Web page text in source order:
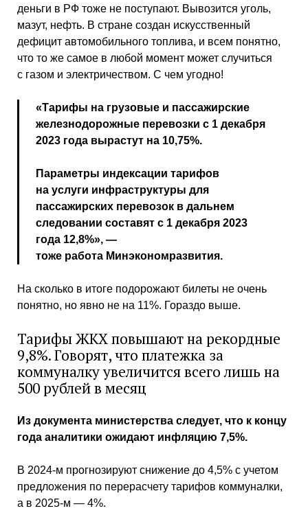
деньги в РФ тоже не поступают. Вывозится уголь,
мазут, нефть. В стране создан искусственный
дефицит автомобильного топлива, и всем понятно,
что то же самое в любой момент может случиться
с газом и электричеством. С чем угодно!
«Тарифы на грузовые и пассажирские
железнодорожные перевозки с 1 декабря
2023 года вырастут на 10,75%.
Параметры индексации тарифов
на услуги инфраструктуры для
пассажирских перевозок в дальнем
следовании составят с 1 декабря 2023
года 12,8%», —
тоже работа Минэкономразвития.
На сколько в итоге подорожают билеты не очень
понятно, но явно не на 11%. Гораздо выше.
Тарифы ЖКХ повышают на рекордные
9,8%. Говорят, что платежка за
коммуналку увеличится всего лишь на
500 рублей в месяц
Из документа министерства следует, что к концу
года аналитики ожидают инфляцию 7,5%.
В 2024-м прогнозируют снижение до 4,5% с учетом
предложения по перерасчету тарифов коммуналки,
а в 2025-м — 4%.